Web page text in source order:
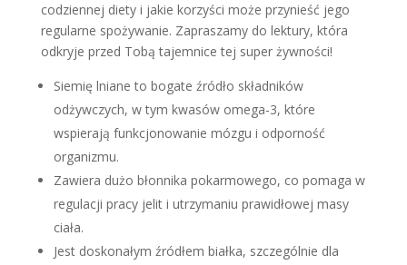
codziennej diety i jakie korzyści może przynieść jego
regularne spożywanie. Zapraszamy do lektury, która
odkryje przed Tobą tajemnice tej super żywności!
Siemię lniane to bogate źródło składników
odżywczych, w tym kwasów omega-3, które
wspierają funkcjonowanie mózgu i odporność
organizmu.
Zawiera dużo błonnika pokarmowego, co pomaga w
regulacji pracy jelit i utrzymaniu prawidłowej masy
ciała.
Jest doskonałym źródłem białka, szczególnie dla